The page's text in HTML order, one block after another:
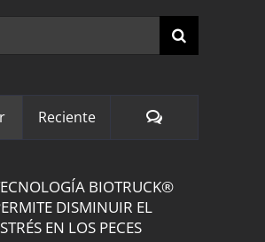
Reciente Comentarios
BIOTRUCK®
DISMINUIR EL
EN LOS PECES